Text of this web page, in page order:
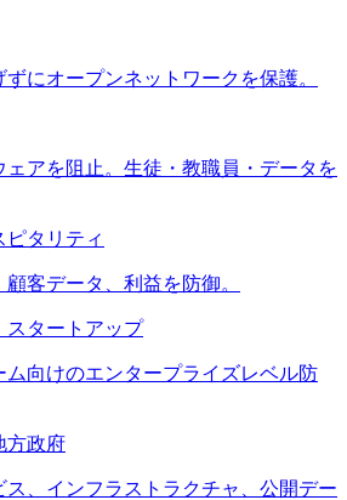
にオープンネットワークを保護。
ェアを阻止。生徒・教職員・データを
ピタリティ
客データ、利益を防御。
スタートアップ
ム向けのエンタープライズレベル防
方政府
ス、インフラストラクチャ、公開デー